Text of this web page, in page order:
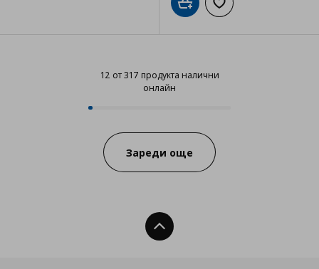
Добави в кошницата
Добави към
12 от 317 продукта налични
онлайн
12 от 317 продукта налични
Progress:
Зареди още
Нагоре